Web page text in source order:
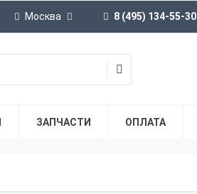
Москва 8 (495) 134-55-30
ЗАПЧАСТИ ОПЛАТА